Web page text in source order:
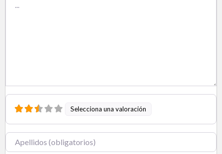
Selecciona una valoración
Nombre